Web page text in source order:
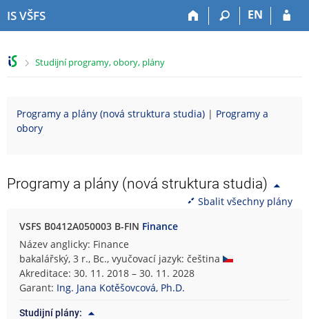
IS VŠFS EN
>
Studijní programy, obory, plány
Programy a plány (nová struktura studia) | Programy a
obory
Programy a plány (nová struktura studia)
Sbalit všechny plány
VSFS B0412A050003 B-FIN Finance
Název anglicky: Finance
bakalářský, 3 r., Bc., vyučovací jazyk: čeština
Akreditace: 30. 11. 2018 – 30. 11. 2028
Garant: Ing. Jana Kotěšovcová, Ph.D.
Studijní plány: